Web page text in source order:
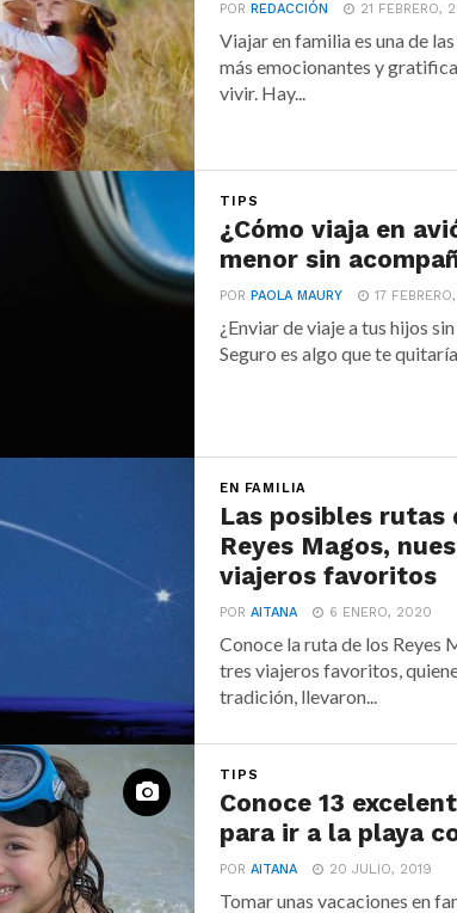
PORREDACCIÓN 21 FEBRERO,
Viajar en familia es una de
más emocionantes y
vivir. Hay...
TIPS
¿Cómo viaja en
menor sin
PORPAOLA MAURY 17
¿Enviar de viaje a tus hijos
Seguro es algo que te
EN FAMILIA
Las posibles rutas
Reyes Magos,
viajeros favoritos
PORAITANA 6 ENERO, 2020
Conoce la ruta de los Reyes
tres viajeros favoritos,
tradición, llevaron...
TIPS
Conoce 13
para ir a la playa
PORAITANA 20 JULIO, 2019
Tomar unas vacaciones en